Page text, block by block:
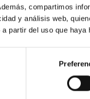
compartimos
y análisis web,
a partir del uso que
que
AOxfam